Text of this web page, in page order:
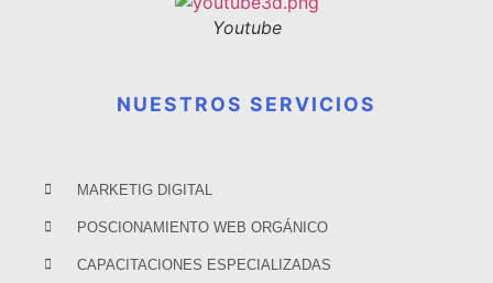
Youtube
NUESTROS SERVICIOS
MARKETIG DIGITAL
POSCIONAMIENTO WEB ORGÁNICO
CAPACITACIONES ESPECIALIZADAS